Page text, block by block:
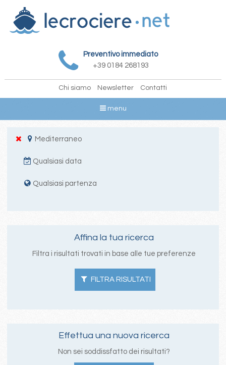
Preventivo immediato
+39 0184 268193
Chi siamo Newsletter Contatti
menu
Mediterraneo
Qualsiasi data
Qualsiasi partenza
Affina la tua ricerca
Filtra i risultati trovati in base alle tue preferenze
FILTRA RISULTATI
Effettua una nuova ricerca
Non sei soddissfatto dei risultati?